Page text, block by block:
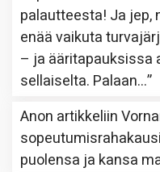
palautteesta! Ja jep,
enää vaikuta
– ja ääritapauksissa
sellaiselta. Palaan…”
Anon artikkeliin
puolensa ja kansa